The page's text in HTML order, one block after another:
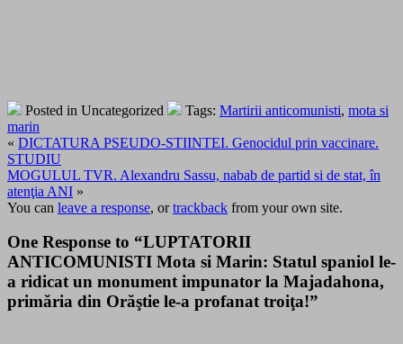
Posted in Uncategorized Tags: Martirii anticomunisti, mota si
marin
« DICTATURA PSEUDO-STIINTEI. Genocidul prin vaccinare.
STUDIU
MOGULUL TVR. Alexandru Sassu, nabab de partid si de stat, în
atenţia ANI »
You can leave a response, ortrackback from your own site.
One Response to “LUPTATORII
ANTICOMUNISTI Mota si Marin: Statul spaniol le-
a ridicat un monument impunator la Majadahona,
primăria din Orăştie le-a profanat troiţa!”